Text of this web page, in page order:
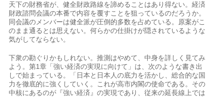
天下の財務省が、健全財政路線を諦めることはあり得ない。経済
財政諮問会議の本番で内容を覆すことを狙っているのだろうか。
同会議のメンバーは健全派が圧倒的多数を占めている。原案がこ
のまま通るとは思えない。何らかの仕掛けが隠されているような
気がしてならない。
下衆の勘ぐりかもしれない。推測はやめて、中身を詳しく見てみ
よう。第1章「強い経済の実現に向けて」は、次のような書き出
しで始まっている。「日本と日本人の底力を活かし、総合的な国
力を徹底的に強くしていく。これが高市内閣の使命である。その
中核にあるのが『強い経済』の実現であり、従来の延長線上では